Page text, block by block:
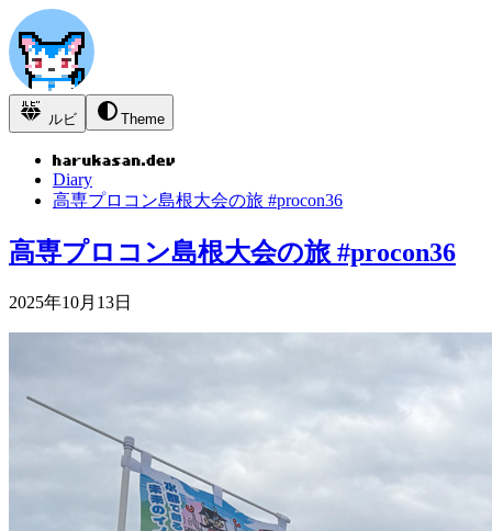
ルビ Theme
Diary
高専プロコン島根大会の旅 #procon36
高専プロコン島根大会の旅 #procon36
2025年10月13日